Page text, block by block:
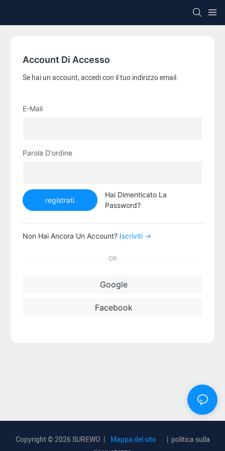
Account Di Accesso
Se hai un account, accedi con il tuo indirizzo email.
E-Mail
Parola D'ordine
registrati
Hai Dimenticato La
Password?
Non Hai Ancora Un Account? Iscriviti →
OR
Google
Facebook
Copyright © 2026 SUREWO | Mappa del sito | politica sulla